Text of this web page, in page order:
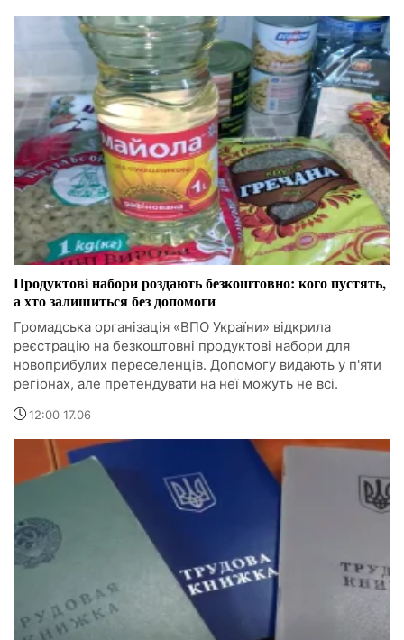
Продуктові набори роздають безкоштовно: кого пустять,
а хто залишиться без допомоги
Громадська організація «ВПО України» відкрила
реєстрацію на безкоштовні продуктові набори для
новоприбулих переселенців. Допомогу видають у п'яти
регіонах, але претендувати на неї можуть не всі.
12:00 17.06